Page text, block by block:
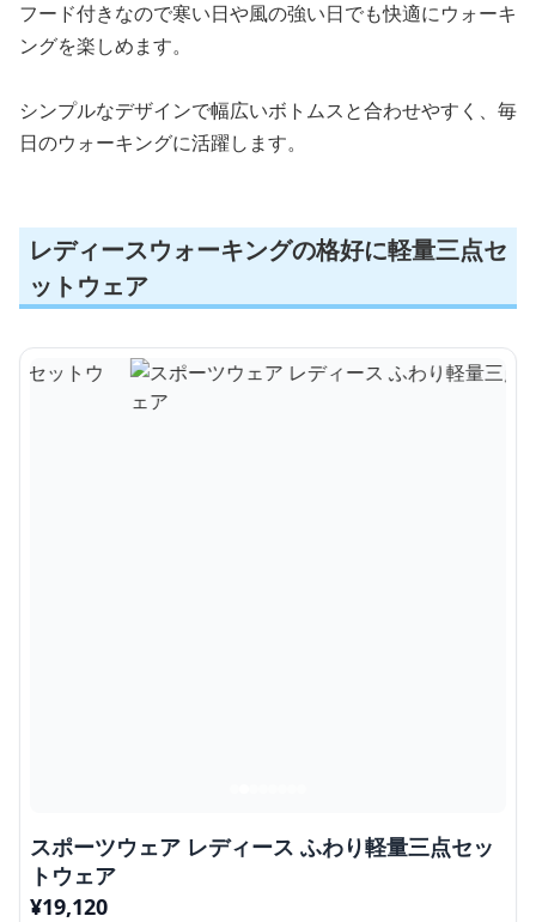
フード付きなので寒い日や風の強い日でも快適にウォーキ
ングを楽しめます。
シンプルなデザインで幅広いボトムスと合わせやすく、毎
日のウォーキングに活躍します。
レディースウォーキングの格好に軽量三点セ
ットウェア
スポーツウェア レディース ふわり軽量三点セッ
トウェア
¥19,120